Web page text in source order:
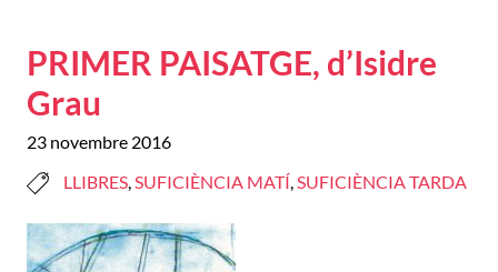
PRIMER PAISATGE, d’Isidre
Grau
23 novembre 2016
LLIBRES,SUFICIÈNCIA MATÍ,SUFICIÈNCIA TARDA